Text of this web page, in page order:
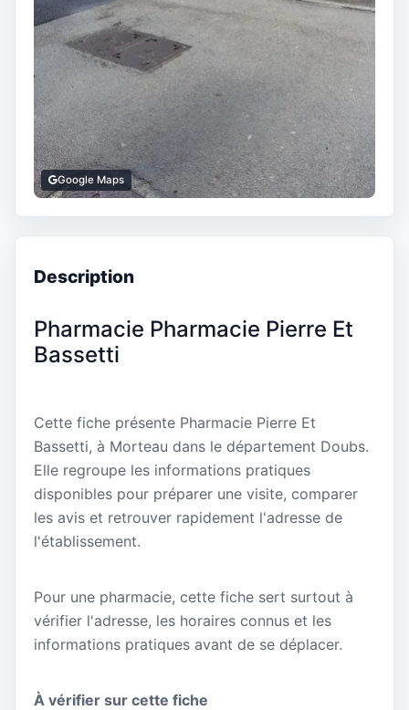
Google Maps
Description
Pharmacie Pharmacie Pierre Et
Bassetti
Cette fiche présente Pharmacie Pierre Et
Bassetti, à Morteau dans le département Doubs.
Elle regroupe les informations pratiques
disponibles pour préparer une visite, comparer
les avis et retrouver rapidement l'adresse de
l'établissement.
Pour une pharmacie, cette fiche sert surtout à
vérifier l'adresse, les horaires connus et les
informations pratiques avant de se déplacer.
À vérifier sur cette fiche